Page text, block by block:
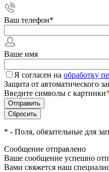
Ваш телефон*
Ваше имя
Я согласен на обработку
Защита от автоматического
Введите символы с картинки*
* - Поля, обязательные для
Сообщение отправлено
Ваше сообщение успешно
Вами свяжется наш